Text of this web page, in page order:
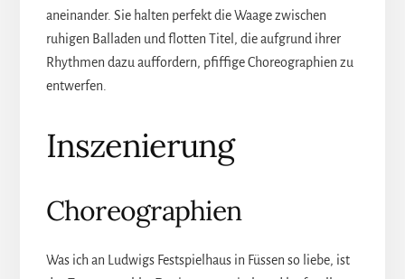
aneinander. Sie halten perfekt die Waage zwischen
ruhigen Balladen und flotten Titel, die aufgrund ihrer
Rhythmen dazu auffordern, pfiffige Choreographien zu
entwerfen.
Inszenierung
Choreographien
Was ich an Ludwigs Festspielhaus in Füssen so liebe, ist